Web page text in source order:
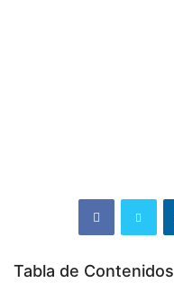
Tabla de Contenidos